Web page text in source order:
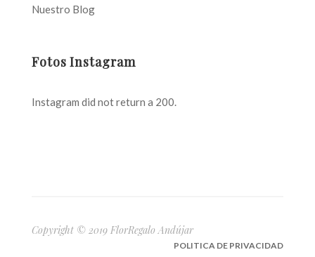
Nuestro Blog
Fotos Instagram
Instagram did not return a 200.
Copyright © 2019 FlorRegalo Andújar
POLITICA DE PRIVACIDAD